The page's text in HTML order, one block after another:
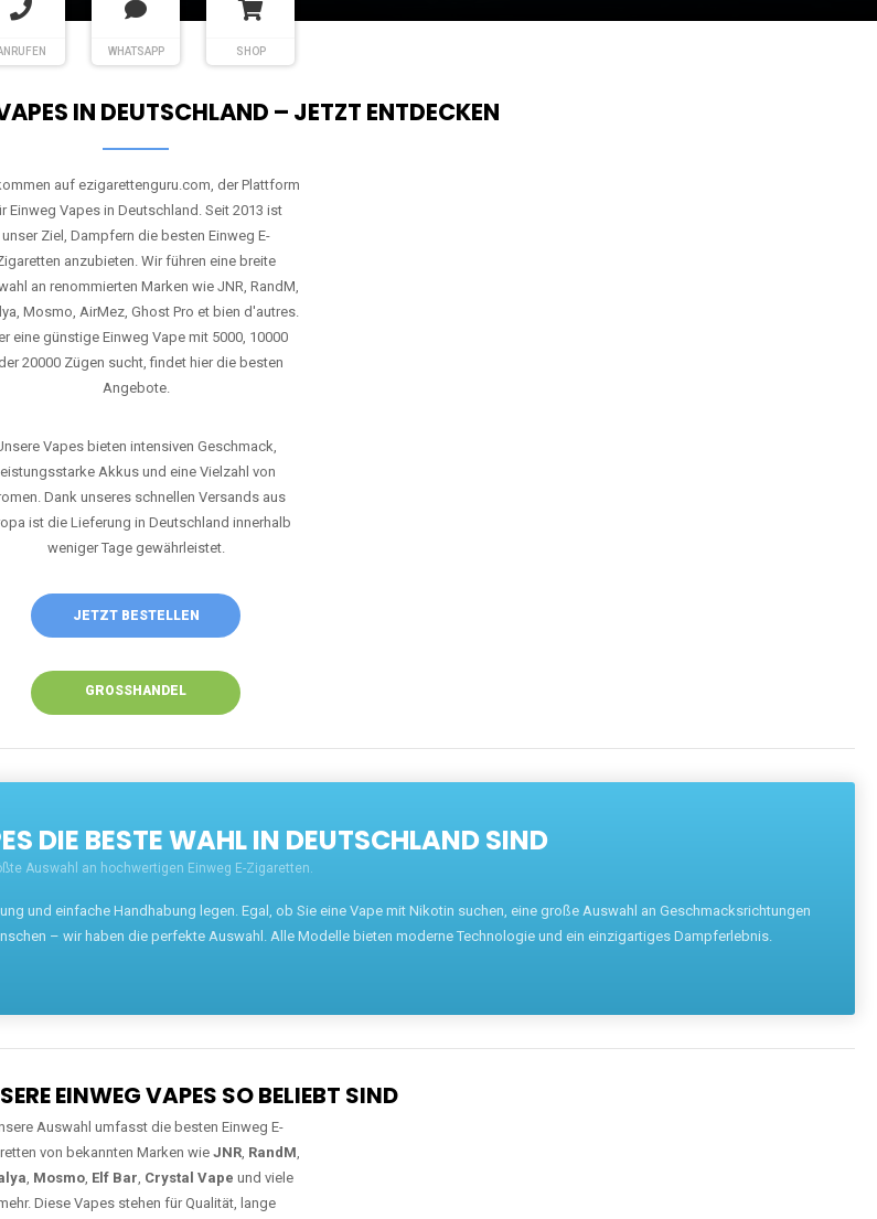
WHATSAPP SHOP
IN DEUTSCHLAND – JETZT ENTDECKEN
auf ezigarettenguru.com, der Plattform
Einweg Vapes in Deutschland. Seit 2013 ist
unser Ziel, Dampfern die besten Einweg E-
anzubieten. Wir führen eine breite
an renommierten Marken wie JNR, RandM,
Mosmo, AirMez, Ghost Pro et bien d'autres.
eine günstige Einweg Vape mit 5000, 10000
20000 Zügen sucht, findet hier die besten
Angebote.
Vapes bieten intensiven Geschmack,
leistungsstarke Akkus und eine Vielzahl von
Dank unseres schnellen Versands aus
ist die Lieferung in Deutschland innerhalb
weniger Tage gewährleistet.
JETZT BESTELLEN
GROSSHANDEL
DIE BESTE WAHL IN DEUTSCHLAND SIND
Auswahl an hochwertigen Einweg E-Zigaretten.
und einfache Handhabung legen. Egal, ob Sie eine Vape mit Nikotin suchen, eine große Auswahl an Geschmacksrichtungen
– wir haben die perfekte Auswahl. Alle Modelle bieten moderne Technologie und ein einzigartiges Dampferlebnis.
EINWEG VAPES SO BELIEBT SIND
Auswahl umfasst die besten Einweg E-
von bekannten Marken wieJNR, RandM,
, Mosmo, Elf Bar, Crystal Vape und viele
Diese Vapes stehen für Qualität, lange